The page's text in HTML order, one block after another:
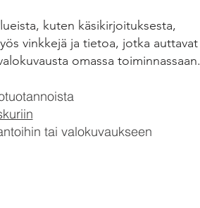
kuten käsikirjoituksesta,
vinkkejä ja tietoa, jotka auttavat
omassa toiminnassaan.
tai valokuvaukseen